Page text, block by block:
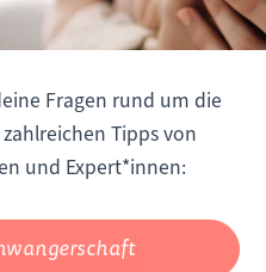
Fragen rund um die
Tipps von
und Expert*innen: